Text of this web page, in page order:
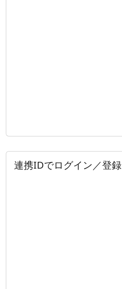
連携IDでログイン／登録